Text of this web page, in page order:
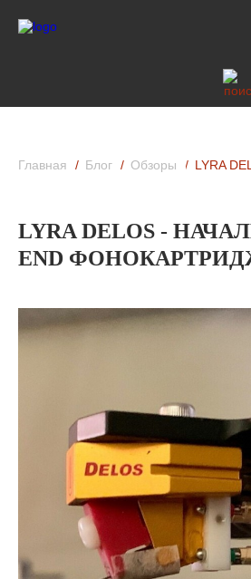
Главная Блог Обзоры LYRA
LYRA DELOS -
END